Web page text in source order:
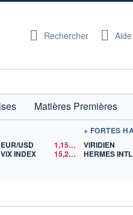
Rechercher Aide
Matières Premières
$US
EUR/USD 1,1523
$US
VIX INDEX
15,28$US
VIRIDIEN
HERMES INTL